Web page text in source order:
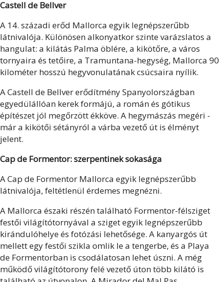
Castell de Bellver
A 14. századi erőd Mallorca egyik legnépszerűbb
látnivalója. Különösen alkonyatkor szinte varázslatos a
hangulat: a kilátás Palma öblére, a kikötőre, a város
tornyaira és tetőire, a Tramuntana-hegység, Mallorca 90
kilométer hosszú hegyvonulatának csúcsaira nyílik.
A Castell de Bellver erődítmény Spanyolországban
egyedülállóan kerek formájú, a román és gótikus
építészet jól megőrzött ékköve. A hegymászás megéri -
már a kikötői sétányról a várba vezető út is élményt
jelent.
Cap de Formentor: szerpentinek sokasága
A Cap de Formentor Mallorca egyik legnépszerűbb
látnivalója, feltétlenül érdemes megnézni.
A Mallorca északi részén található Formentor-félsziget
festői világítótornyával a sziget egyik legnépszerűbb
kirándulóhelye és fotózási lehetősége. A kanyargós út
mellett egy festői szikla omlik le a tengerbe, és a Playa
de Formentorban is csodálatosan lehet úszni. A még
működő világítótorony felé vezető úton több kilátó is